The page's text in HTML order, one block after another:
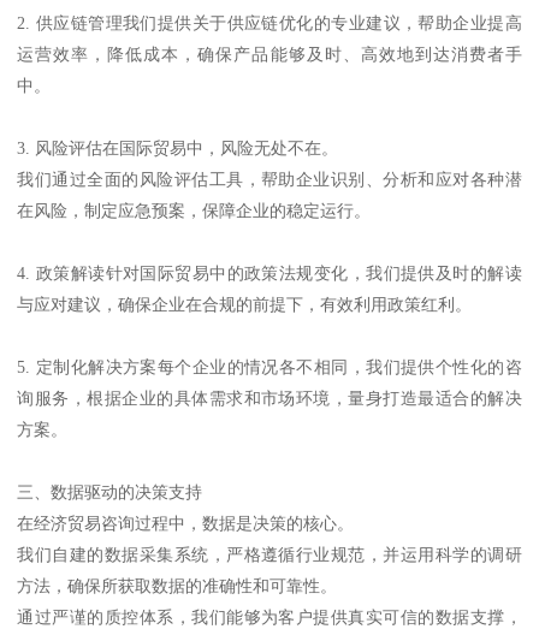
2. 供应链管理我们提供关于供应链优化的专业建议，帮助企业提高
运营效率，降低成本，确保产品能够及时、高效地到达消费者手
中。
3. 风险评估在国际贸易中，风险无处不在。
我们通过全面的风险评估工具，帮助企业识别、分析和应对各种潜
在风险，制定应急预案，保障企业的稳定运行。
4. 政策解读针对国际贸易中的政策法规变化，我们提供及时的解读
与应对建议，确保企业在合规的前提下，有效利用政策红利。
5. 定制化解决方案每个企业的情况各不相同，我们提供个性化的咨
询服务，根据企业的具体需求和市场环境，量身打造最适合的解决
方案。
三、数据驱动的决策支持
在经济贸易咨询过程中，数据是决策的核心。
我们自建的数据采集系统，严格遵循行业规范，并运用科学的调研
方法，确保所获取数据的准确性和可靠性。
通过严谨的质控体系，我们能够为客户提供真实可信的数据支撑，